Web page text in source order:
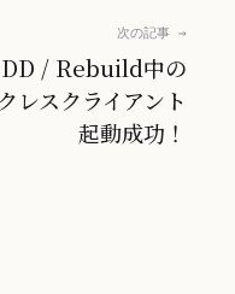
次の記事 →
/ Rebuild中の
スクライアント
起動成功！